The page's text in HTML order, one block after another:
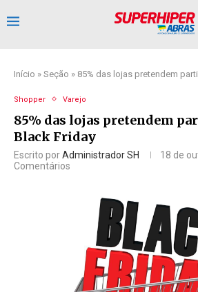
Início » Seção » 85% das lojas pretendem
Shopper Varejo
85% das lojas pretendem
Black Friday
Escrito porAdministrador SH 18 de
Comentários